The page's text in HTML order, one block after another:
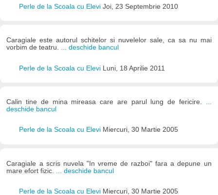
Perle de la Scoala cu Elevi Joi, 23 Septembrie 2010
Caragiale este autorul schitelor si nuvelelor sale, ca sa nu mai
vorbim de teatru. ... deschide bancul
Perle de la Scoala cu Elevi Luni, 18 Aprilie 2011
Calin tine de mina mireasa care are parul lung de fericire. ...
deschide bancul
Perle de la Scoala cu Elevi Miercuri, 30 Martie 2005
Caragiale a scris nuvela "In vreme de razboi" fara a depune un
mare efort fizic.
... deschide bancul
Perle de la Scoala cu Elevi Miercuri, 30 Martie 2005